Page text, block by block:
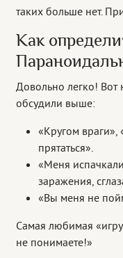
таких больше нет.
Как
Довольно легко!
обсудили выше:
«Кругом враги»,
прятаться».
«Меня
заражения,
«Вы меня не
Самая любимая
не понимаете!»